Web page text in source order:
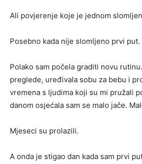
Ali povjerenje koje je jednom
Posebno kada nije slomljeno prvi put.
Polako sam počela graditi novu
preglede, uređivala sobu za bebu i
vremena s ljudima koji su mi pružali
danom osjećala sam se malo jače.
Mjeseci su prolazili.
A onda je stigao dan kada sam prvi